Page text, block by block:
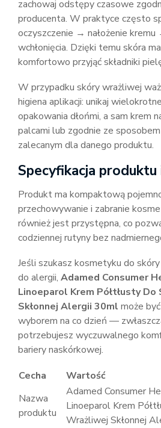
zachowaj odstępy czasowe
producenta. W praktyce często
oczyszczenie → nałożenie
wchłonięcia. Dzięki temu skóra
komfortowo przyjąć składniki
W przypadku skóry wrażliwej
higiena aplikacji: unikaj
opakowania dłońmi, a sam krem
palcami lub zgodnie ze
zalecanym dla danego produktu.
Specyfikacja
Produkt ma kompaktową
przechowywanie i zabranie
również jest przystępna, co
codziennej rutyny bez
Jeśli szukasz kosmetyku do
do alergii, Adamed Consumer
Linoeparol Krem Półtłusty
Skłonnej Alergii 30ml może
wyborem na co dzień —
potrzebujesz wyczuwalnego
bariery naskórkowej.
Cecha
Wartość
Nazwa
produktu
Adamed Consumer
Linoeparol Krem
Wrażliwej Skłonnej